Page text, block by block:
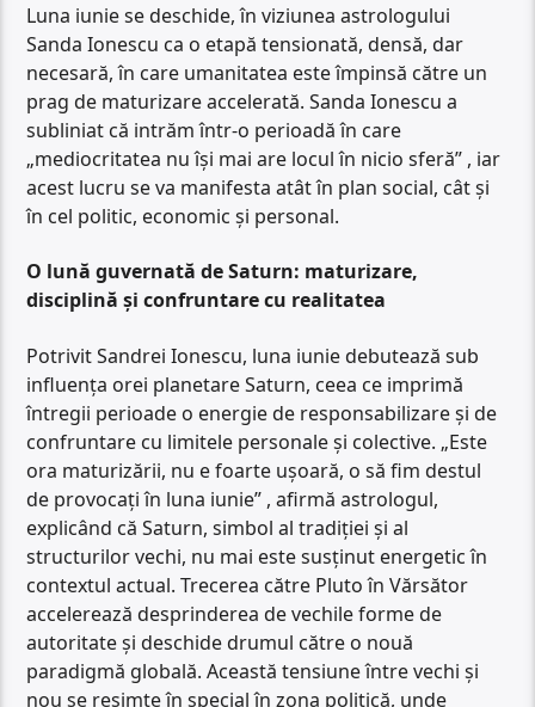
Luna iunie se deschide, în viziunea astrologului
Sanda Ionescu ca o etapă tensionată, densă, dar
necesară, în care umanitatea este împinsă către un
prag de maturizare accelerată. Sanda Ionescu a
subliniat că intrăm într-o perioadă în care
„mediocritatea nu își mai are locul în nicio sferă” , iar
acest lucru se va manifesta atât în plan social, cât și
în cel politic, economic și personal.
O lună guvernată de Saturn: maturizare,
disciplină și confruntare cu realitatea
Potrivit Sandrei Ionescu, luna iunie debutează sub
influența orei planetare Saturn, ceea ce imprimă
întregii perioade o energie de responsabilizare și de
confruntare cu limitele personale și colective. „Este
ora maturizării, nu e foarte ușoară, o să fim destul
de provocați în luna iunie” , afirmă astrologul,
explicând că Saturn, simbol al tradiției și al
structurilor vechi, nu mai este susținut energetic în
contextul actual. Trecerea către Pluto în Vărsător
accelerează desprinderea de vechile forme de
autoritate și deschide drumul către o nouă
paradigmă globală. Această tensiune între vechi și
nou se resimte în special în zona politică, unde